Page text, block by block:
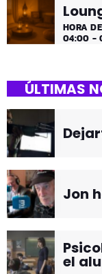
HORA
04:00 -
ÚLTIMAS
Jon
el